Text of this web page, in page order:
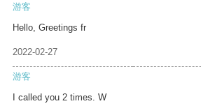
游客
Hello, Greetings fr
2022-02-27
游客
I called you 2 times. W